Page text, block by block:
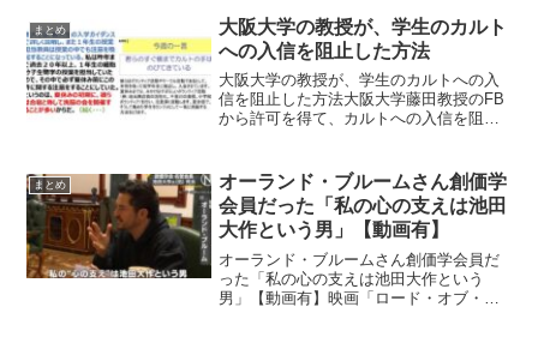
まとめ
大阪大学の教授が、学生のカルト
への入信を阻止した方法
大阪大学の教授が、学生のカルトへの入
信を阻止した方法大阪大学藤田教授のFB
から許可を得て、カルトへの入信を阻止
遠い世界の話ではないことを一人でも多
くの方に知っていただけ...
まとめ
オーランド・ブルームさん創価学
会員だった「私の心の支えは池田
大作という男」【動画有】
オーランド・ブルームさん創価学会員だ
った「私の心の支えは池田大作という
男」【動画有】映画「ロード・オブ・